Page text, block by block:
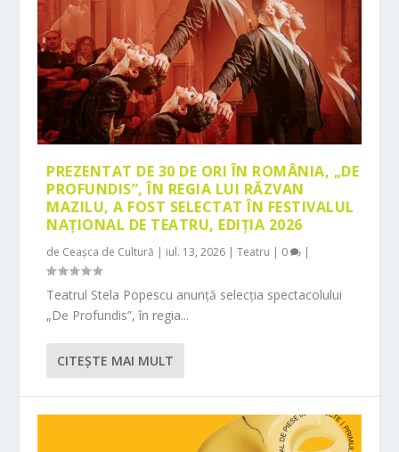
PREZENTAT DE 30 DE ORI ÎN ROMÂNIA, „DE
PROFUNDIS”, ÎN REGIA LUI RĂZVAN
MAZILU, A FOST SELECTAT ÎN FESTIVALUL
NAȚIONAL DE TEATRU, EDIȚIA 2026
de Ceașca de Cultură | iul. 13, 2026 |Teatru | 0 |
Teatrul Stela Popescu anunță selecția spectacolului
„De Profundis”, în regia...
CITEŞTE MAI MULT